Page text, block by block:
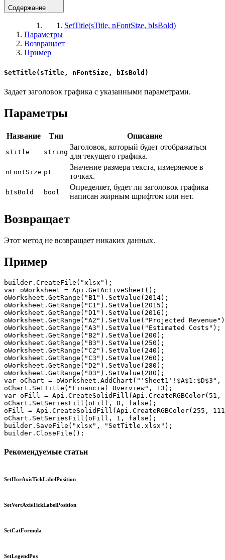
Содержание
SetTitle(sTitle, nFontSize, bIsBold)
Параметры
Возвращает
Пример
SetTitle(sTitle, nFontSize, bIsBold)
Задает заголовок графика с указанными параметрами.
Параметры
Название Тип Описание
sTitle string
Заголовок, который будет отображаться
для текущего графика.
nFontSize pt
Значение размера текста, измеряемое в
точках.
bIsBold bool
Определяет, будет ли заголовок графика
написан жирным шрифтом или нет.
Возвращает
Этот метод не возвращает никаких данных.
Пример
builder.CreateFile("xlsx");
var oWorksheet = Api.GetActiveSheet();
oWorksheet.GetRange("B1").SetValue(2014);
oWorksheet.GetRange("C1").SetValue(2015);
oWorksheet.GetRange("D1").SetValue(2016);
oWorksheet.GetRange("A2").SetValue("Projected
oWorksheet.GetRange("A3").SetValue("Estimated Costs");
oWorksheet.GetRange("B2").SetValue(200);
oWorksheet.GetRange("B3").SetValue(250);
oWorksheet.GetRange("C2").SetValue(240);
oWorksheet.GetRange("C3").SetValue(260);
oWorksheet.GetRange("D2").SetValue(280);
oWorksheet.GetRange("D3").SetValue(280);
var oChart =
oChart.SetTitle("Financial Overview", 13);
var oFill =
oChart.SetSeriesFill(oFill, 0, false);
oFill = Api.CreateSolidFill(Api.CreateRGBColor(255,
oChart.SetSeriesFill(oFill, 1, false);
builder.SaveFile("xlsx", "SetTitle.xlsx");
builder.CloseFile();
Рекомендуемые статьи
SetHorAxisTickLabelPosition
SetVertAxisTickLabelPosition
SetCatFormula
SetLegendPos